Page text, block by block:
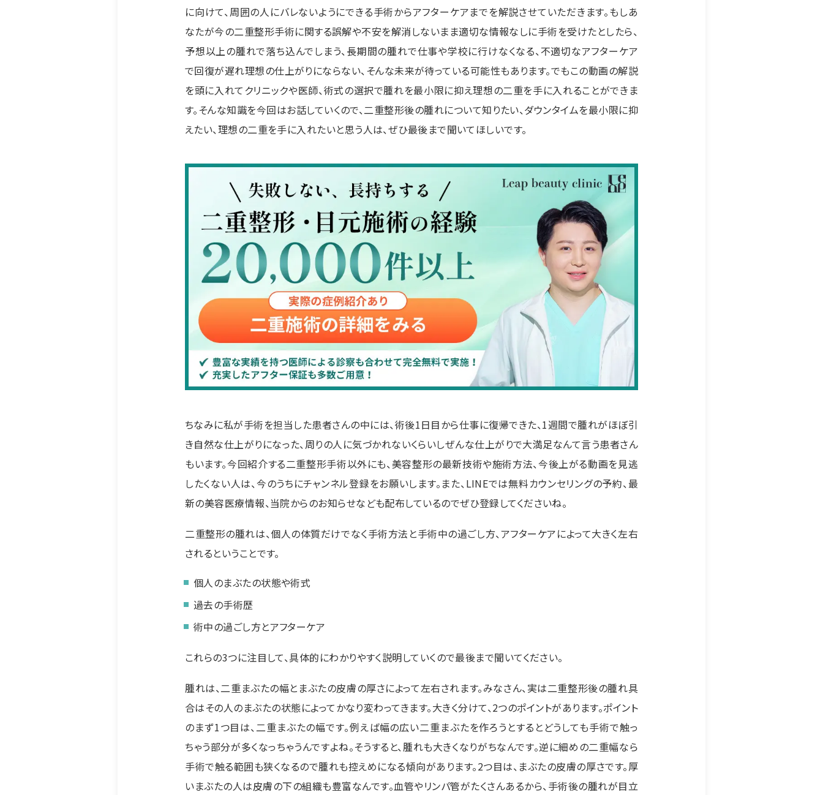
に向けて、周囲の人にバレないようにできる手術からアフターケアまでを解説させていただきます。もしあ
なたが今の二重整形手術に関する誤解や不安を解消しないまま適切な情報なしに手術を受けたとしたら、
予想以上の腫れで落ち込んでしまう、長期間の腫れで仕事や学校に行けなくなる、不適切なアフターケア
で回復が遅れ理想の仕上がりにならない、そんな未来が待っている可能性もあります。でもこの動画の解説
を頭に入れてクリニックや医師、術式の選択で腫れを最小限に抑え理想の二重を手に入れることができま
す。そんな知識を今回はお話していくので、二重整形後の腫れについて知りたい、ダウンタイムを最小限に抑
えたい、理想の二重を手に入れたいと思う人は、ぜひ最後まで聞いてほしいです。
ちなみに私が手術を担当した患者さんの中には、術後1日目から仕事に復帰できた、1週間で腫れがほぼ引
き自然な仕上がりになった、周りの人に気づかれないくらいしぜんな仕上がりで大満足なんて言う患者さん
もいます。今回紹介する二重整形手術以外にも、美容整形の最新技術や施術方法、今後上がる動画を見逃
したくない人は、今のうちにチャンネル登録をお願いします。また、LINEでは無料カウンセリングの予約、最
新の美容医療情報、当院からのお知らせなども配布しているのでぜひ登録してくださいね。
二重整形の腫れは、個人の体質だけでなく手術方法と手術中の過ごし方、アフターケアによって大きく左右
されるということです。
個人のまぶたの状態や術式
過去の手術歴
術中の過ごし方とアフターケア
これらの3つに注目して、具体的にわかりやすく説明していくので最後まで聞いてください。
腫れは、二重まぶたの幅とまぶたの皮膚の厚さによって左右されます。みなさん、実は二重整形後の腫れ具
合はその人のまぶたの状態によってかなり変わってきます。大きく分けて、2つのポイントがあります。ポイント
のまず1つ目は、二重まぶたの幅です。例えば幅の広い二重まぶたを作ろうとするとどうしても手術で触っ
ちゃう部分が多くなっちゃうんですよね。そうすると、腫れも大きくなりがちなんです。逆に細めの二重幅なら
手術で触る範囲も狭くなるので腫れも控えめになる傾向があります。2つ目は、まぶたの皮膚の厚さです。厚
いまぶたの人は皮膚の下の組織も豊富なんです。血管やリンパ管がたくさんあるから、手術後の腫れが目立